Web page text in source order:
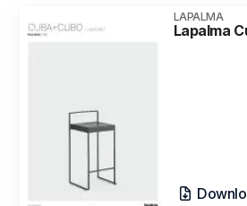
LAPALMA
Lapalma